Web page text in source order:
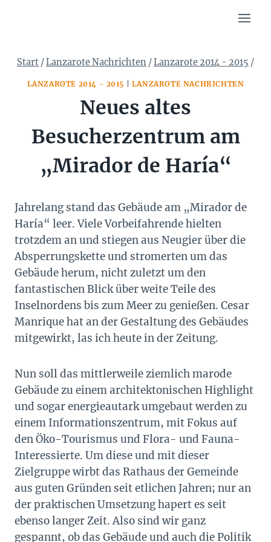
Start /Lanzarote Nachrichten /Lanzarote 2014 - 2015 /
LANZAROTE 2014 - 2015 LANZAROTE NACHRICHTEN
Neues altes
Besucherzentrum am
„Mirador de Haría“
Jahrelang stand das Gebäude am „Mirador de
Haría“ leer. Viele Vorbeifahrende hielten
trotzdem an und stiegen aus Neugier über die
Absperrungskette und stromerten um das
Gebäude herum, nicht zuletzt um den
fantastischen Blick über weite Teile des
Inselnordens bis zum Meer zu genießen. Cesar
Manrique hat an der Gestaltung des Gebäudes
mitgewirkt, las ich heute in der Zeitung.
Nun soll das mittlerweile ziemlich marode
Gebäude zu einem architektonischen Highlight
und sogar energieautark umgebaut werden zu
einem Informationszentrum, mit Fokus auf
den Öko-Tourismus und Flora- und Fauna-
Interessierte. Um diese und mit dieser
Zielgruppe wirbt das Rathaus der Gemeinde
aus guten Gründen seit etlichen Jahren; nur an
der praktischen Umsetzung hapert es seit
ebenso langer Zeit. Also sind wir ganz
gespannt, ob das Gebäude und auch die Politik